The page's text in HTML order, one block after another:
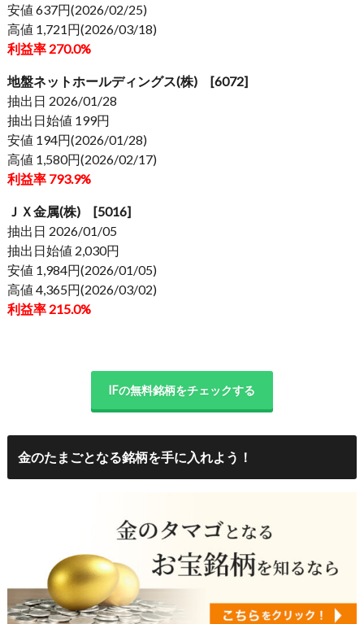
安値 637円(2026/02/25)
高値 1,721円(2026/03/18)
利益率 270.0%
地盤ネットホールディングス(株) [6072]
抽出日 2026/01/28
抽出日始値 199円
安値 194円(2026/01/28)
高値 1,580円(2026/02/17)
利益率 793.9%
ＪＸ金属(株) [5016]
抽出日 2026/01/05
抽出日始値 2,030円
安値 1,984円(2026/01/05)
高値 4,365円(2026/03/02)
利益率 215.0%
IFの無料銘柄をチェックする
金のたまごとなる銘柄を手に入れよう！